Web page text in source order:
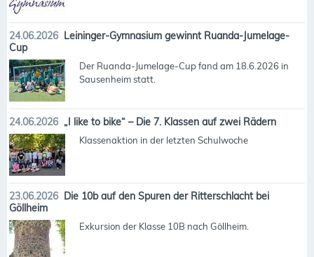
24.06.2026 Leininger-Gymnasium gewinnt Ruanda-Jumelage-
Cup
Der Ruanda-Jumelage-Cup fand am 18.6.2026 in
Sausenheim statt.
24.06.2026 „I like to bike“ – Die 7. Klassen auf zwei Rädern
Klassenaktion in der letzten Schulwoche
23.06.2026 Die 10b auf den Spuren der Ritterschlacht bei
Göllheim
Exkursion der Klasse 10B nach Göllheim.